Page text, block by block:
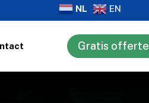
NL EN
Gratis offerte